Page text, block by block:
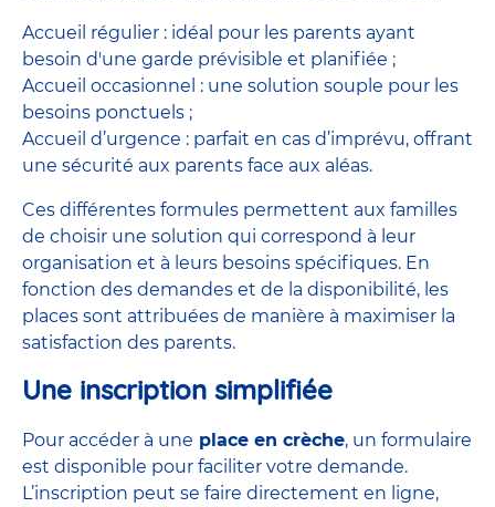
Accueil régulier : idéal pour les parents ayant
besoin d'une garde prévisible et planifiée ;
Accueil occasionnel : une solution souple pour les
besoins ponctuels ;
Accueil d’urgence : parfait en cas d’imprévu, offrant
une sécurité aux parents face aux aléas.
Ces différentes formules permettent aux familles
de choisir une solution qui correspond à leur
organisation et à leurs besoins spécifiques. En
fonction des demandes et de la disponibilité, les
places sont attribuées de manière à maximiser la
satisfaction des parents.
Une inscription simplifiée
Pour accéder à une place en crèche, un formulaire
est disponible pour faciliter votre demande.
L’inscription peut se faire directement en ligne,